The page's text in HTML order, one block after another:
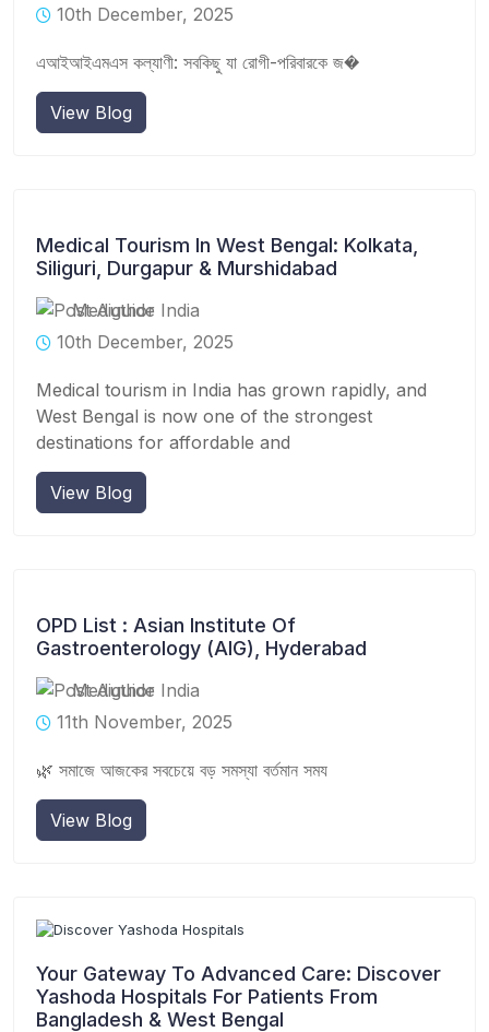
10th December, 2025
এআইআইএমএস কল্যাণী: সবকিছু যা রোগী-পরিবারকে জ�
View Blog
Medical Tourism In West Bengal: Kolkata,
Siliguri, Durgapur & Murshidabad
Mediguide India
10th December, 2025
Medical tourism in India has grown rapidly, and
West Bengal is now one of the strongest
destinations for affordable and
View Blog
OPD List : Asian Institute Of
Gastroenterology (AIG), Hyderabad
Mediguide India
11th November, 2025
🌿 সমাজে আজকের সবচেয়ে বড় সমস্যা বর্তমান সময
View Blog
Your Gateway To Advanced Care: Discover
Yashoda Hospitals For Patients From
Bangladesh & West Bengal